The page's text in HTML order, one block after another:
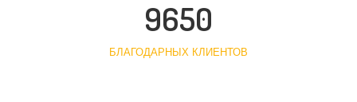
9650
БЛАГОДАРНЫХ КЛИЕНТОВ